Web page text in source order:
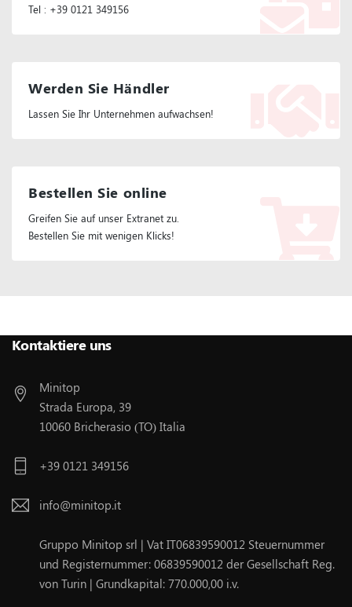
Tel : +39 0121 349156
Werden Sie Händler
Lassen Sie Ihr Unternehmen aufwachsen!
Bestellen Sie online
Greifen Sie auf unser Extranet zu.
Bestellen Sie mit wenigen Klicks!
Kontaktiere uns
Minitop
Strada Europa, 39
10060 Bricherasio (TO) Italia
+39 0121 349156
info@minitop.it
Gruppo Minitop srl | Vat IT06839590012 Steuernummer
und Registernummer: 06839590012 der Gesellschaft Reg.
von Turin | Grundkapital: 770.000,00 i.v.